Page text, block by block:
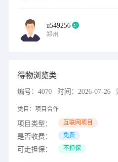
u549256
郑州
得物浏览类
编号： 4070 时间： 2026-07-26
类目： 项目合作
项目类型： 互联网项目
是否收费： 免费
可走担保： 不担保